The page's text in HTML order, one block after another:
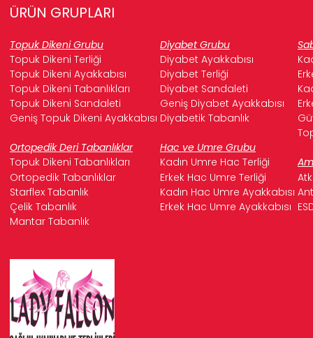
ÜRÜN GRUPLARI
Topuk Dikeni Grubu Diyabet Grubu
Topuk Dikeni Terliği
Diyabet Ayakkabısı
Topuk Dikeni Ayakkabısı
Diyabet Terliği
Topuk Dikeni Tabanlıkları
Diyabet Sandaleti
Topuk Dikeni Sandaleti
Geniş Diyabet Ayakkabısı
Geniş Topuk Dikeni Ayakkabısı Diyabetik Tabanlık
Ortopedik Deri Tabanlıklar
Hac ve Umre Grubu
Topuk Dikeni Tabanlıkları
Kadın Umre Hac Terliği
Ortopedik Tabanlıklar
Erkek Hac Umre Terliği
Starflex Tabanlık
Kadın Hac Umre Ayakkabısı
Çelik Tabanlık
Erkek Hac Umre Ayakkabısı
Mantar Tabanlık